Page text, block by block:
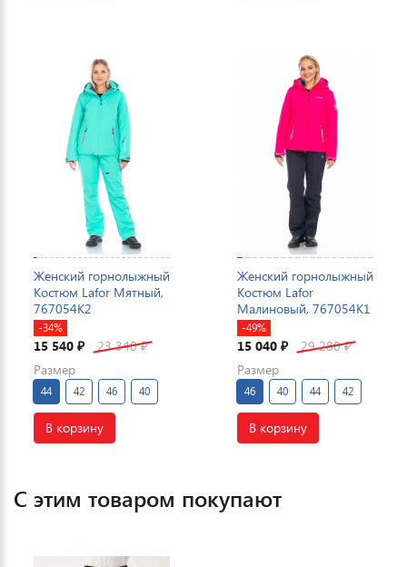
Женский горнолыжный
Костюм Lafor Мятный,
767054K2
-34%
15 540 ₽ 23 340₽
Размер
44 42 46 40
В корзину
Женский горнолыжный
Костюм Lafor
Малиновый, 767054K1
-49%
15 040 ₽ 29 280₽
Размер
46 40 44 42
В корзину
С этим товаром покупают